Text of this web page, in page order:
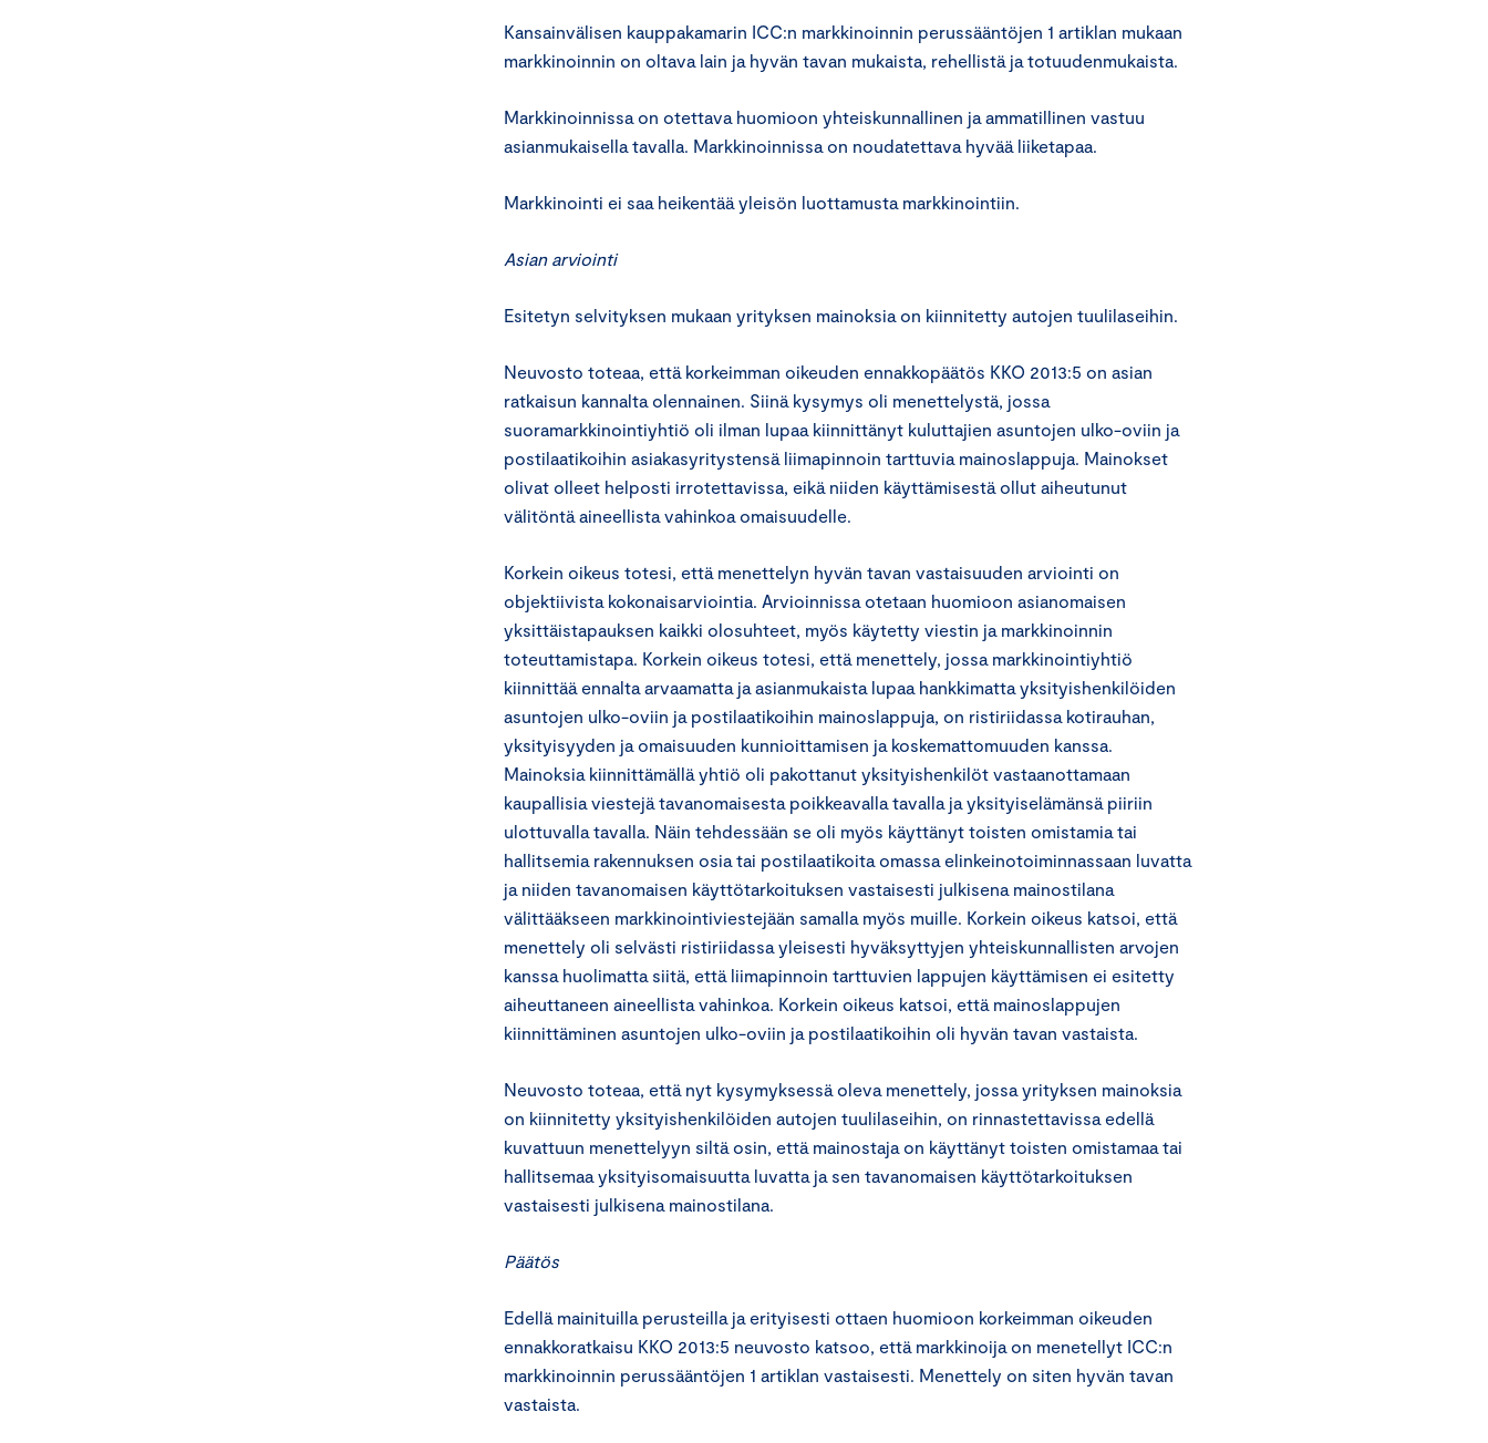
Kansainvälisen kauppakamarin ICC:n markkinoinnin perussääntöjen 1 artiklan mukaan
markkinoinnin on oltava lain ja hyvän tavan mukaista, rehellistä ja totuudenmukaista.
Markkinoinnissa on otettava huomioon yhteiskunnallinen ja ammatillinen vastuu
asianmukaisella tavalla. Markkinoinnissa on noudatettava hyvää liiketapaa.
Markkinointi ei saa heikentää yleisön luottamusta markkinointiin.
Asian arviointi
Esitetyn selvityksen mukaan yrityksen mainoksia on kiinnitetty autojen tuulilaseihin.
Neuvosto toteaa, että korkeimman oikeuden ennakkopäätös KKO 2013:5 on asian
ratkaisun kannalta olennainen. Siinä kysymys oli menettelystä, jossa
suoramarkkinointiyhtiö oli ilman lupaa kiinnittänyt kuluttajien asuntojen ulko-oviin ja
postilaatikoihin asiakasyritystensä liimapinnoin tarttuvia mainoslappuja. Mainokset
olivat olleet helposti irrotettavissa, eikä niiden käyttämisestä ollut aiheutunut
välitöntä aineellista vahinkoa omaisuudelle.
Korkein oikeus totesi, että menettelyn hyvän tavan vastaisuuden arviointi on
objektiivista kokonaisarviointia. Arvioinnissa otetaan huomioon asianomaisen
yksittäistapauksen kaikki olosuhteet, myös käytetty viestin ja markkinoinnin
toteuttamistapa. Korkein oikeus totesi, että menettely, jossa markkinointiyhtiö
kiinnittää ennalta arvaamatta ja asianmukaista lupaa hankkimatta yksityishenkilöiden
asuntojen ulko-oviin ja postilaatikoihin mainoslappuja, on ristiriidassa kotirauhan,
yksityisyyden ja omaisuuden kunnioittamisen ja koskemattomuuden kanssa.
Mainoksia kiinnittämällä yhtiö oli pakottanut yksityishenkilöt vastaanottamaan
kaupallisia viestejä tavanomaisesta poikkeavalla tavalla ja yksityiselämänsä piiriin
ulottuvalla tavalla. Näin tehdessään se oli myös käyttänyt toisten omistamia tai
hallitsemia rakennuksen osia tai postilaatikoita omassa elinkeinotoiminnassaan luvatta
ja niiden tavanomaisen käyttötarkoituksen vastaisesti julkisena mainostilana
välittääkseen markkinointiviestejään samalla myös muille. Korkein oikeus katsoi, että
menettely oli selvästi ristiriidassa yleisesti hyväksyttyjen yhteiskunnallisten arvojen
kanssa huolimatta siitä, että liimapinnoin tarttuvien lappujen käyttämisen ei esitetty
aiheuttaneen aineellista vahinkoa. Korkein oikeus katsoi, että mainoslappujen
kiinnittäminen asuntojen ulko-oviin ja postilaatikoihin oli hyvän tavan vastaista.
Neuvosto toteaa, että nyt kysymyksessä oleva menettely, jossa yrityksen mainoksia
on kiinnitetty yksityishenkilöiden autojen tuulilaseihin, on rinnastettavissa edellä
kuvattuun menettelyyn siltä osin, että mainostaja on käyttänyt toisten omistamaa tai
hallitsemaa yksityisomaisuutta luvatta ja sen tavanomaisen käyttötarkoituksen
vastaisesti julkisena mainostilana.
Päätös
Edellä mainituilla perusteilla ja erityisesti ottaen huomioon korkeimman oikeuden
ennakkoratkaisu KKO 2013:5 neuvosto katsoo, että markkinoija on menetellyt ICC:n
markkinoinnin perussääntöjen 1 artiklan vastaisesti. Menettely on siten hyvän tavan
vastaista.